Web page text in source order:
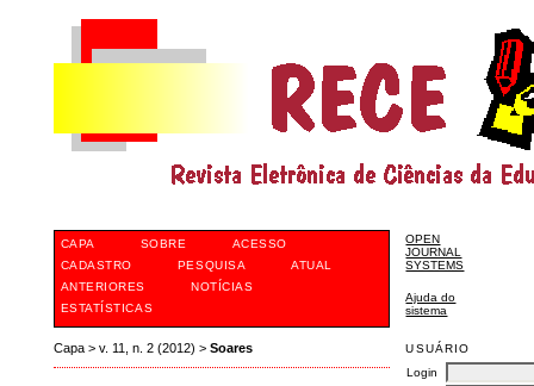
OPEN
JOURNAL
SYSTEMS
Ajuda do
sistema
USUÁRIO
Login
CAPA SOBRE
ACESSO
CADASTRO
PESQUISA
ATUAL
ANTERIORES
NOTÍCIAS
ESTATÍSTICAS
Capa> v. 11, n. 2 (2012) > Soares